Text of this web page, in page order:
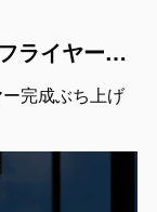
AIR TRICK SHOW 10周年祭り フライヤー完成
完成ぶち上げ